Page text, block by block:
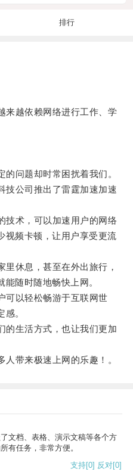
排行
越依赖网络进行工作、学
问题却时常困扰着我们。
公司推出了雷霆加速加速
术，可以加速用户的网络
视频卡顿，让用户享受更流
休息，甚至在外出旅行，
随时随地畅快上网。
以轻松畅游于互联网世
。
生活方式，也让我们更加
带来极速上网的乐趣！。
文档、表格、演示文稿等各个方
有任务，非常方便。
支持[0] 反对[0]